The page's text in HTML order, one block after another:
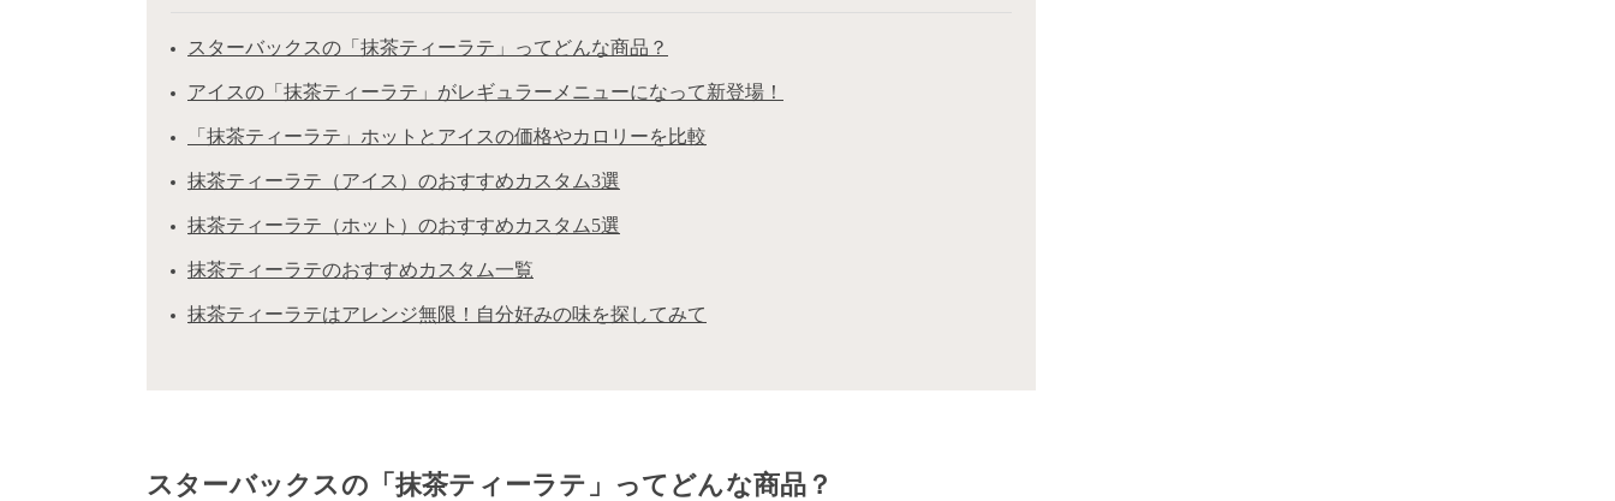
スターバックスの「抹茶ティーラテ」ってどんな商品？
アイスの「抹茶ティーラテ」がレギュラーメニューになって新登場！
「抹茶ティーラテ」ホットとアイスの価格やカロリーを比較
抹茶ティーラテ（アイス）のおすすめカスタム3選
抹茶ティーラテ（ホット）のおすすめカスタム5選
抹茶ティーラテのおすすめカスタム一覧
抹茶ティーラテはアレンジ無限！自分好みの味を探してみて
スターバックスの「抹茶ティーラテ」ってどんな商品？